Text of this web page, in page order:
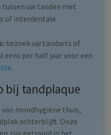
uw tanden met
of interdentale
bezoek uw tandarts of
per half jaar voor een
.
bij tandplaque
mondhygiëne thuis,
achterblijft. Onze